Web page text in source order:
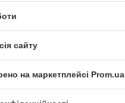
сайту
на маркетплейсі Prom.ua